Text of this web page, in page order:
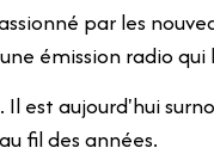
par les
émission radio qui
est aujourd'hui
fil des années.